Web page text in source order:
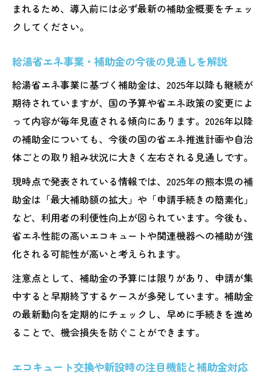
まれるため、導入前には必ず最新の補助金概要をチェッ
クしてください。
給湯省エネ事業・補助金の今後の見通しを解説
給湯省エネ事業に基づく補助金は、2025年以降も継続が
期待されていますが、国の予算や省エネ政策の変更によ
って内容が毎年見直される傾向にあります。2026年以降
の補助金についても、今後の国の省エネ推進計画や自治
体ごとの取り組み状況に大きく左右される見通しです。
現時点で発表されている情報では、2025年の熊本県の補
助金は「最大補助額の拡大」や「申請手続きの簡素化」
など、利用者の利便性向上が図られています。今後も、
省エネ性能の高いエコキュートや関連機器への補助が強
化される可能性が高いと考えられます。
注意点として、補助金の予算には限りがあり、申請が集
中すると早期終了するケースが多発しています。補助金
の最新動向を定期的にチェックし、早めに手続きを進め
ることで、機会損失を防ぐことができます。
エコキュート交換や新設時の注目機能と補助金対応